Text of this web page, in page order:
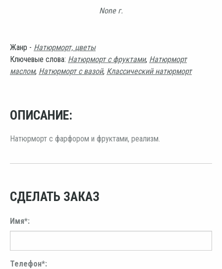
None г.
Жанр - Натюрморт, цветы
Ключевые слова: Натюрморт с фруктами, Натюрморт
маслом, Натюрморт с вазой, Классический натюрморт
ОПИСАНИЕ:
Натюрморт с фарфором и фруктами, реализм.
СДЕЛАТЬ ЗАКАЗ
Имя*:
Телефон*: